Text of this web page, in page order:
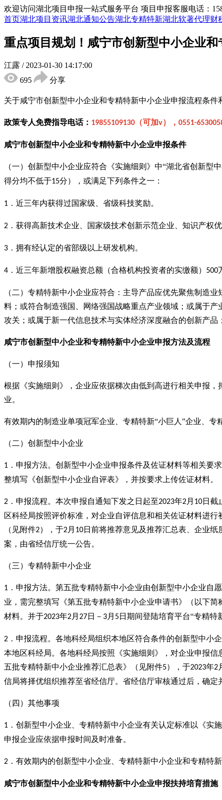
欢迎访问湖北项目申报一站式服务平台 项目申报客服电话：
首页湖北项目资讯湖北通知公告湖北专精特新湖北软著代理财
重点项目规划！咸宁市创新型中小企业
江露 / 2023-01-30 14:17:00
695
分享
关于咸宁市创新型中小企业和专精特新中小企业申报流程条
政策专人免费指导电话： 19855109130 （可加v）， 0551-
咸宁市创新型中小企业和专精特新中小企业申报条件
（一）创新型中小企业应符合《实施细则》中“湖北省创新型
得分均不低于15分），或满足下列条件之一：
1 ．近三年内获得过国家级、省级科技奖励。
2 ．获得高新技术企业、国家级技术创新示范企业、知识产权
3 ．拥有经认定的省部级以上研发机构。
4 ．近三年新增股权融资总额（合格机构投资者的实缴额） 500
（二）专精特新中小企业应符合：主导产品应优先聚焦制造
料；或符合制造强国、网络强国战略重点产业领域；或属于
攻关；或属于新一代信息技术与实体经济深度融合的创新产
咸宁市创新型中小企业和专精特新中小企业申报方法及流程
（一）申报须知
根据《实施细则》，企业应依据梯次由低到高进行相关申报
业。
有效期内的制造业单项冠军企业、专精特新“小巨人”企业、专
（二）创新型中小企业
1 ．申报方法。创新型中小企业申报条件及佐证材料等相关要
整填写《创新型中小企业自评表》，并按要求上传佐证材料。
2 ．申报流程。本次申报自通知下发之日起至2023年2月 10日截
区科经局按照评价标准，对企业自评信息和相关佐证材料进
（见附件2），于2月 10日前将推荐意见及推荐汇总表、企业
案，由省经信厅统一公告。
（三）专精特新中小企业
1 ．申报方法。第五批专精特新中小企业由创新型中小企业
业，需完整填写《第五批专精特新中小企业申请书》（以下简
材料。并于2023年2月 27日－ 3月 5日期间登陆培育平台“专精
2 ．申报流程。各地科经局组织本地区符合条件的创新型中
本地区科经局。各地科经局按照《实施细则》，对企业申报
五批专精特新中小企业推荐汇总表》（见附件5），于2023年2
信局将择优组织推荐至省经信厅。省经信厅审核通过后，确
（四）其他事项
1 ．创新型中小企业、专精特新中小企业有关认定标准以《实
申报企业应依据申报时间及时准备。
2 ．有效期内的创新型中小企业、专精特新中小企业和专精特
咸宁市创新型中小企业和专精特新中小企业申报扶持培育措施